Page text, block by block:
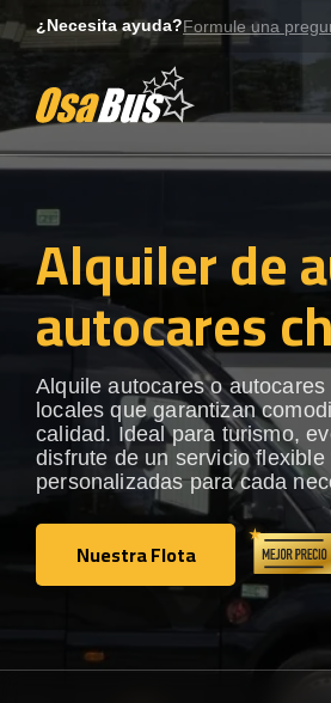
to
¿Necesita ayuda?Formule una
Alquiler de
autocares
Alquile autocares o
locales que garantizan
calidad. Ideal para turismo,
disfrute de un servicio
personalizadas para cada
Nuestra Flota
Nuestra Flota